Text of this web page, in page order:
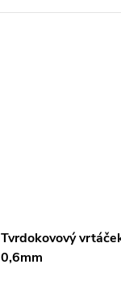
Tvrdokovový
0,6mm